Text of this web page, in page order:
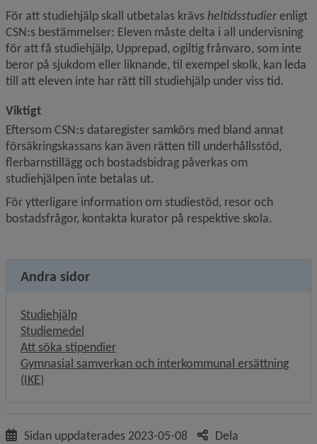
För att studiehjälp skall utbetalas krävs heltidsstudier enligt
CSN:s bestämmelser: Eleven måste delta i all undervisning
för att få studiehjälp, Upprepad, ogiltig frånvaro, som inte
beror på sjukdom eller liknande, til exempel skolk, kan leda
till att eleven inte har rätt till studiehjälp under viss tid.
Viktigt
Eftersom CSN:s dataregister samkörs med bland annat
försäkringskassans kan även rätten till underhållsstöd,
flerbarns­tillägg och bostadsbidrag påverkas om
studiehjälpen inte betalas ut.
För ytterligare information om studiestöd, resor och
bostadsfrågor, kontakta kurator på respektive skola.
Andra sidor
Studiehjälp
Studiemedel
Att söka stipendier
Gymnasial samverkan och interkommunal ersättning
(IKE)
Sidan uppdaterades 2023-05-08 Dela